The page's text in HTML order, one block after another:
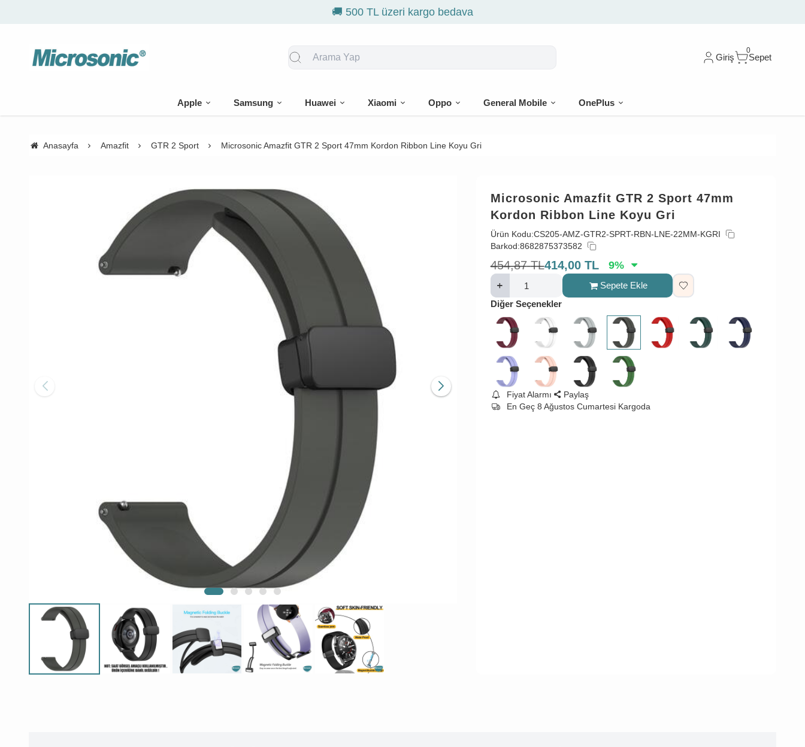
Giriş
0
Sepet
Apple Samsung Huawei Xiaomi Oppo General Mobile OnePlus
Anasayfa Amazfit GTR 2 Sport Microsonic Amazfit GTR 2 Sport 47mm Kordon Ribbon Line Koyu Gri
Microsonic Amazfit GTR 2 Sport 47mm
Kordon Ribbon Line Koyu Gri
Ürün Kodu:CS205-AMZ-GTR2-SPRT-RBN-LNE-22MM-KGRI
Barkod:8682875373582
454,87 TL414,00 TL 9%
Sepete Ekle
Diğer Seçenekler
Fiyat Alarmı
Paylaş
En Geç 8 Ağustos Cumartesi Kargoda